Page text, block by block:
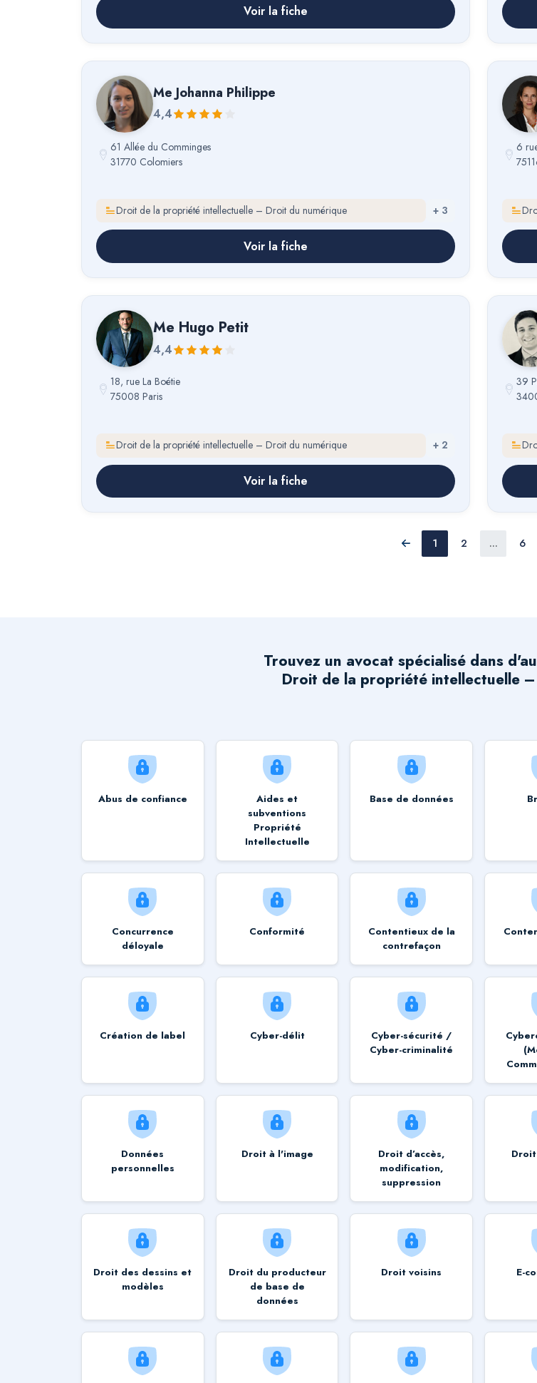
Voir la fiche
Me Johanna Philippe
4,4
61 Allée du Comminges
31770 Colomiers
Droit de la propriété intellectuelle – Droit du numérique + 3
Voir la fiche
6
Me Hugo Petit
4,4
18, rue La Boétie
75008 Paris
Droit de la propriété intellectuelle – Droit du numérique + 2
Voir la fiche
39
Précédent
1 2 ... 6
Trouvez un avocat spécialisé dans
Droit de la propriété intellectuelle
Abus de confiance
Aides et
subventions
Propriété
Intellectuelle
Base de données
Concurrence
déloyale
Conformité
Contentieux de la
contrefaçon
Création de label Cyber-délit
Cyber-sécurité /
Cyber-criminalité
Données
personnelles
Droit à l'image
Droit d’accès,
modification,
suppression
Droit des dessins et
modèles
Droit du producteur
de base de
données
Droit voisins E-